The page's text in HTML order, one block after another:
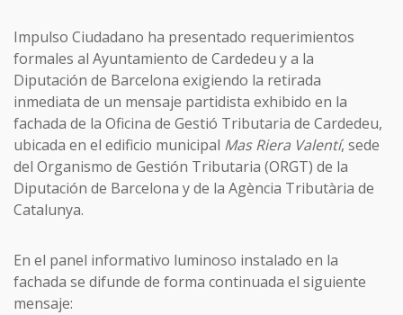
Impulso Ciudadano ha presentado requerimientos
formales al Ayuntamiento de Cardedeu y a la
Diputación de Barcelona exigiendo la retirada
inmediata de un mensaje partidista exhibido en la
fachada de la Oficina de Gestió Tributaria de Cardedeu,
ubicada en el edificio municipal Mas Riera Valentí, sede
del Organismo de Gestión Tributaria (ORGT) de la
Diputación de Barcelona y de la Agència Tributària de
Catalunya.
En el panel informativo luminoso instalado en la
fachada se difunde de forma continuada el siguiente
mensaje: